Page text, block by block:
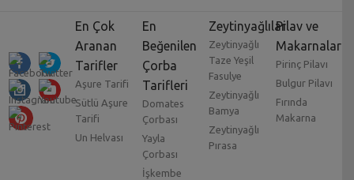
En Çok
Aranan
Tarifler
Aşure Tarifi
Sütlü Aşure
Tarifi
Un Helvası
En
Beğenilen
Çorba
Tarifleri
Domates
Çorbası
Yayla
Çorbası
İşkembe
Zeytinyağlılar
Zeytinyağlı
Taze Yeşil
Fasulye
Zeytinyağlı
Bamya
Zeytinyağlı
Pırasa
Pilav ve
Makarnalar
Pirinç Pilavı
Bulgur Pilavı
Fırında
Makarna